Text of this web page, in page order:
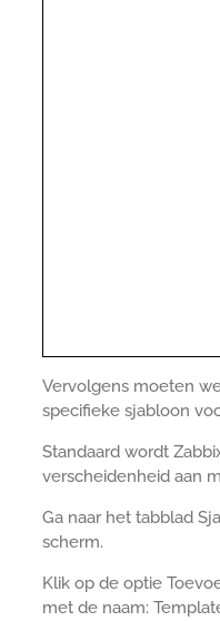
Vervolgens moeten
specifieke sjabloon
Standaard wordt
verscheidenheid aan
Ga naar het tabblad
scherm.
Klik op de optie
met de naam: